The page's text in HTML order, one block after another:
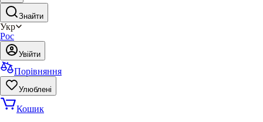
Знайти
Укр
Рос
Увійти
Порівняння
Улюблені
Кошик